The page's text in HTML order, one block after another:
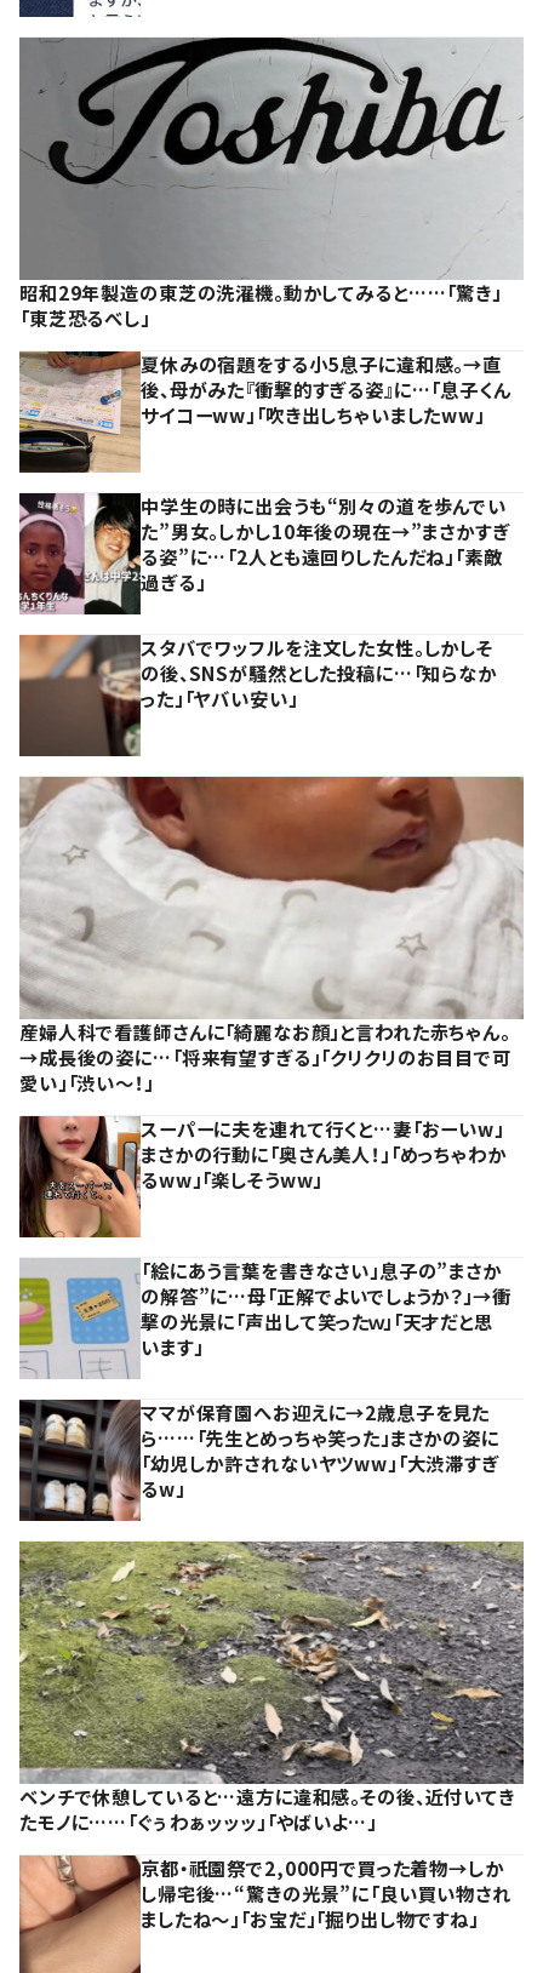
昭和29年製造の東芝の洗濯機。動かしてみると……「驚き」
「東芝恐るべし」
夏休みの宿題をする小5息子に違和感。→直
後、母がみた『衝撃的すぎる姿』に…「息子くん
サイコーww」「吹き出しちゃいましたww」
中学生の時に出会うも“別々の道を歩んでい
た”男女。しかし10年後の現在→”まさかすぎ
る姿”に…「2人とも遠回りしたんだね」「素敵
過ぎる」
スタバでワッフルを注文した女性。しかしそ
の後、SNSが騒然とした投稿に…「知らなか
った」「ヤバい安い」
産婦人科で看護師さんに「綺麗なお顔」と言われた赤ちゃん。
→成長後の姿に…「将来有望すぎる」「クリクリのお目目で可
愛い」「渋い～！」
スーパーに夫を連れて行くと…妻「おーいw」
まさかの行動に「奥さん美人！」「めっちゃわか
るww」「楽しそうww」
「絵にあう言葉を書きなさい」息子の”まさか
の解答”に…母「正解でよいでしょうか？」→衝
撃の光景に「声出して笑ったｗ」「天才だと思
います」
ママが保育園へお迎えに→2歳息子を見た
ら……「先生とめっちゃ笑った」まさかの姿に
「幼児しか許されないヤツww」「大渋滞すぎ
るw」
ベンチで休憩していると…遠方に違和感。その後、近付いてき
たモノに……「ぐぅわぁッッッ」「やばいよ…」
京都・祇園祭で2,000円で買った着物→しか
し帰宅後…“驚きの光景”に「良い買い物され
ましたね～」「お宝だ」「掘り出し物ですね」